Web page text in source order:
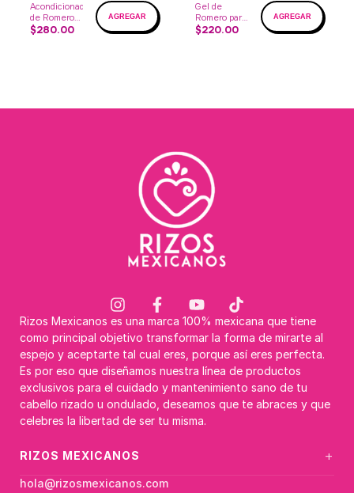
Acondicionador
de Romero
para hombre
$280.00
Gel de
Romero para
hombre
$220.00
Rizos Mexicanos es una marca 100% mexicana que tiene
como principal objetivo transformar la forma de mirarte al
espejo y aceptarte tal cual eres, porque así eres perfecta.
Es por eso que diseñamos nuestra línea de productos
exclusivos para el cuidado y mantenimiento sano de tu
cabello rizado u ondulado, deseamos que te abraces y que
celebres la libertad de ser tu misma.
RIZOS MEXICANOS +
hola@rizosmexicanos.com